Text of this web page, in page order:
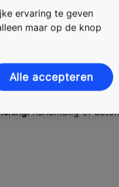
medische
conferentiezalen
tussen 2100 mm en
tussen 800 mm en
handmatig of
ervaring te geven
maar op de knop
Alle accepteren